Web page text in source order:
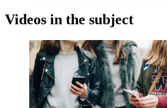
Videos in the subject